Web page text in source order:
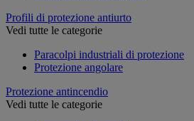
Profili di protezione antiurto
Vedi tutte le categorie
Paracolpi industriali di protezione
Protezione angolare
Protezione antincendio
Vedi tutte le categorie